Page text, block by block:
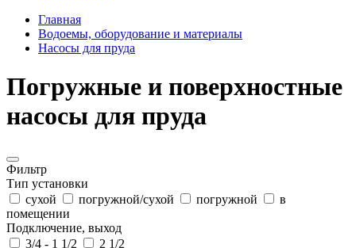
Главная
Водоемы, оборудование и материалы
Насосы для пруда
Погружные и поверхностные
насосы для пруда
Фильтр
Тип установки
сухой
погружной/сухой погружной
в
помещении
Подключение, выход
3/4 - 1 1/2
2 1/2